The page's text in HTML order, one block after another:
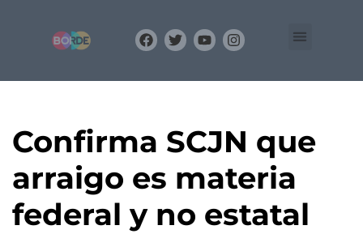
Confirma SCJN que
arraigo es materia
federal y no estatal